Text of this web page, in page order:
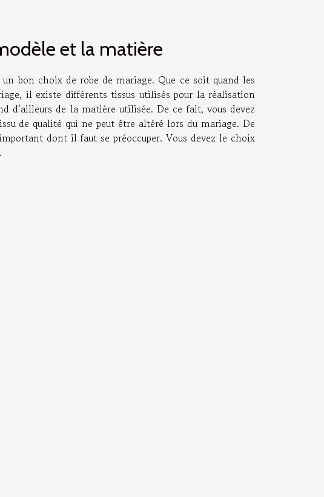
et la matière
bon choix de robe de mariage. Que ce soit quand les
il existe différents tissus utilisés pour la réalisation
d’ailleurs de la matière utilisée. De ce fait, vous devez
de qualité qui ne peut être altéré lors du mariage. De
dont il faut se préoccuper. Vous devez le choix